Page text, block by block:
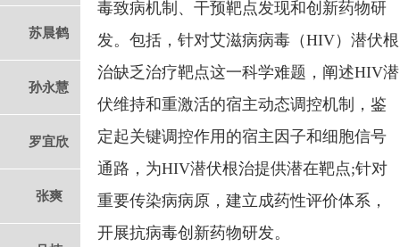
苏晨鹤
孙永慧
罗宜欣
张爽
毒致病机制、干预靶点发现和创新药物研
发。包括，针对艾滋病病毒（HIV）潜伏根
治缺乏治疗靶点这一科学难题，阐述HIV潜
伏维持和重激活的宿主动态调控机制，鉴
定起关键调控作用的宿主因子和细胞信号
通路，为HIV潜伏根治提供潜在靶点;针对
重要传染病病原，建立成药性评价体系，
开展抗病毒创新药物研发。